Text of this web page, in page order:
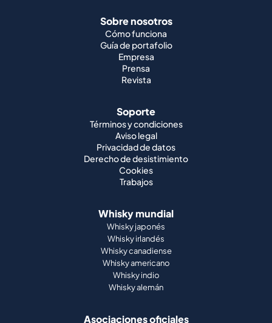
Sobre nosotros
Cómo funciona
Guía de portafolio
Empresa
Prensa
Revista
Soporte
Términos y condiciones
Aviso legal
Privacidad de datos
Derecho de desistimiento
Cookies
Trabajos
Whisky mundial
Whisky japonés
Whisky irlandés
Whisky canadiense
Whisky americano
Whisky indio
Whisky alemán
Asociaciones oficiales